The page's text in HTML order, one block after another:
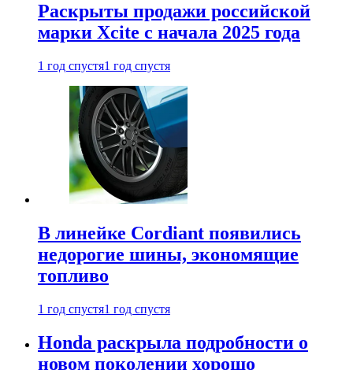
Раскрыты продажи российской
марки Xcite с начала 2025 года
1 год спустя1 год спустя
В линейке Cordiant появились
недорогие шины, экономящие
топливо
1 год спустя1 год спустя
Honda раскрыла подробности о
новом поколении хорошо